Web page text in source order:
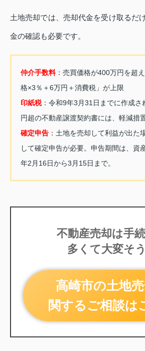
土地売却では、売却代金を受け取るだ
金の確認も必要です。
仲介手数料：売買価格が400万円を超
格×3％＋6万円＋消費税」が上限
印紙税：令和9年3月31日までに作成さ
円超の不動産譲渡契約書には、軽減措
確定申告：土地を売却して利益が出た
して確定申告が必要。申告期間は、資
年2月16日から3月15日まで。
不動産売却は手
多くて大変そ
高崎市の土地
関するご相談は